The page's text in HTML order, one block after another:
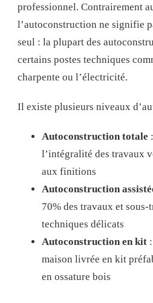
professionnel. Contrairement
l’autoconstruction ne signifie
seul : la plupart des
certains postes techniques
charpente ou l’électricité.
Il existe plusieurs niveaux
Autoconstruction totale
l’intégralité des travaux
aux finitions
Autoconstruction
70% des travaux et sous-
techniques délicats
Autoconstruction en kit
maison livrée en kit
en ossature bois